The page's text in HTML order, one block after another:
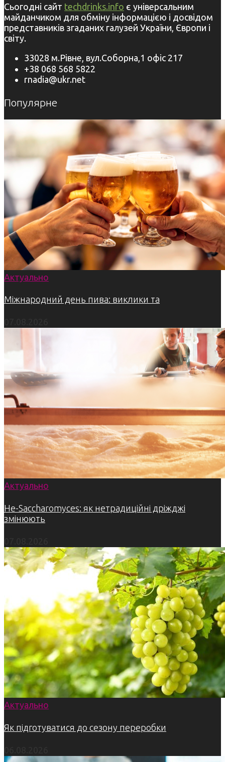
Сьогодні сайт techdrinks.info є універсальним
майданчиком для обміну інформацією і досвідом
представників згаданих галузей України, Європи і
світу.
33028 м.Рівне, вул.Соборна,1 офіс 217
+38 068 568 5822
rnadia@ukr.net
Популярне
Актуально
Міжнародний день пива: виклики та
Актуально
Не-Saccharomyces: як нетрадиційні дріжджі
змінюють
Актуально
Як підготуватися до сезону переробки